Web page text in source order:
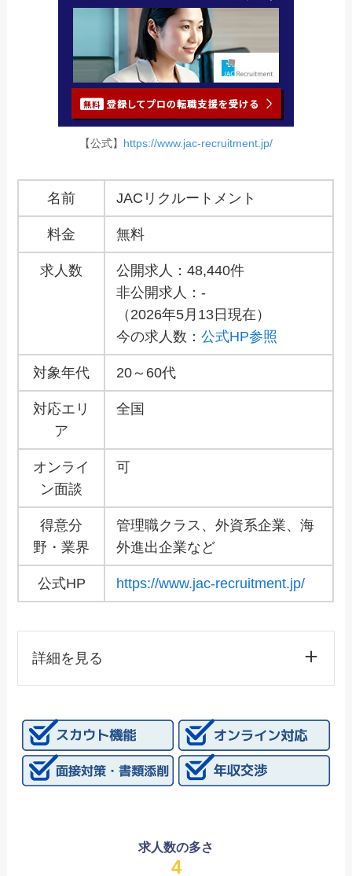
【公式】 https://www.jac-recruitment.jp/
名前 JACリクルートメント
料金 無料
求人数
公開求人：48,440件
非公開求人：-
（2026年5月13日現在）
今の求人数： 公式HP参照
対象年代 20～60代
対応エリ
ア
全国
オンライ
ン面談
可
得意分
野・業界
管理職クラス、外資系企業、海
外進出企業など
公式HP https://www.jac-recruitment.jp/
詳細を見る
求人数の多さ
4